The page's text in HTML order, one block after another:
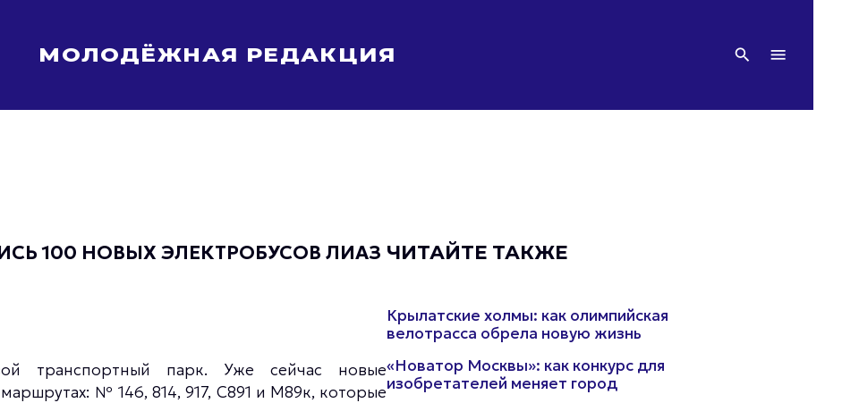
МОЛОДЁЖНАЯ РЕДАКЦИЯ
Молодёжь Москвы спортивная
100 НОВЫХ ЭЛЕКТРОБУСОВ ЛИАЗ
транспортный парк. Уже сейчас новые
№ 146, 814, 917, С891 и М89к, которые
ЧИТАЙТЕ ТАКЖЕ
Крылатские холмы: как олимпийская
велотрасса обрела новую жизнь
«Новатор Москвы»: как конкурс для
изобретателей меняет город